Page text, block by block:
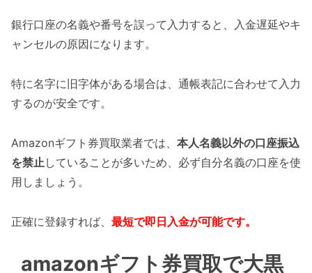
銀行口座の名義や番号を誤って入力すると、入金遅延やキ
ャンセルの原因になります。
特に名字に旧字体がある場合は、通帳表記に合わせて入力
するのが安全です。
Amazonギフト券買取業者では、 本人名義以外の口座振込
を禁止 していることが多いため、必ず自分名義の口座を使
用しましょう。
正確に登録すれば、 最短で即日入金が可能です。
amazonギフト券買取で大黒